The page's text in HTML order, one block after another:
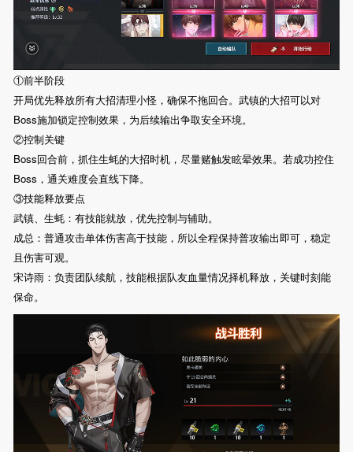
①前半阶段
开局优先释放所有大招清理小怪，确保不拖回合。武镇的大招可以对
Boss施加锁定控制效果，为后续输出争取安全环境。
②控制关键
Boss回合前，抓住生蚝的大招时机，尽量赌触发眩晕效果。若成功控住
Boss，通关难度会直线下降。
③技能释放要点
武镇、生蚝：有技能就放，优先控制与辅助。
成总：普通攻击单体伤害高于技能，所以全程保持普攻输出即可，稳定
且伤害可观。
宋诗雨：负责团队续航，技能根据队友血量情况择机释放，关键时刻能
保命。